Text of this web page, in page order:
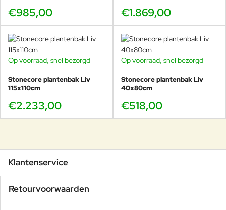
€985,00 €1.869,00
Op voorraad, snel bezorgd
Stonecore plantenbak Liv
115x110cm
€2.233,00
Op voorraad, snel bezorgd
Stonecore plantenbak Liv
40x80cm
€518,00
Klantenservice
Retourvoorwaarden